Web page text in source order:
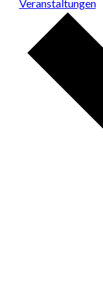
Veranstaltungen